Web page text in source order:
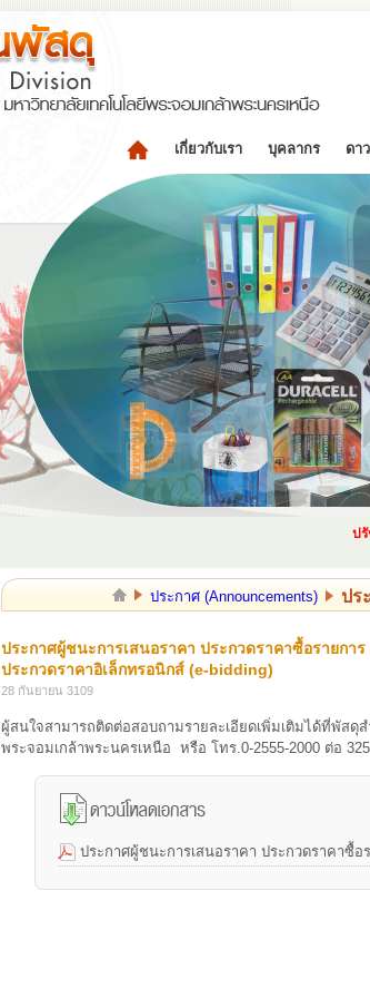
เกี่ยวกับเรา บุคลากร ดา
ปรัชญ
ประกาศ (Announcements) ปร
ประกาศผู้ชนะการเสนอราคา ประกวดราคาซื้อรายกา
ประกวดราคาอิเล็กทรอนิกส์ (e-bidding)
28 กันยายน 3109
ผู้สนใจสามารถติดต่อสอบถามรายละเอียดเพิ่มเติมได้ที่พั
พระจอมเกล้าพระนครเหนือ หรือ โทร.0-2555-2000 ต่อ
ประกาศผู้ชนะการเสนอราคา ประกวดราคาซื้อ